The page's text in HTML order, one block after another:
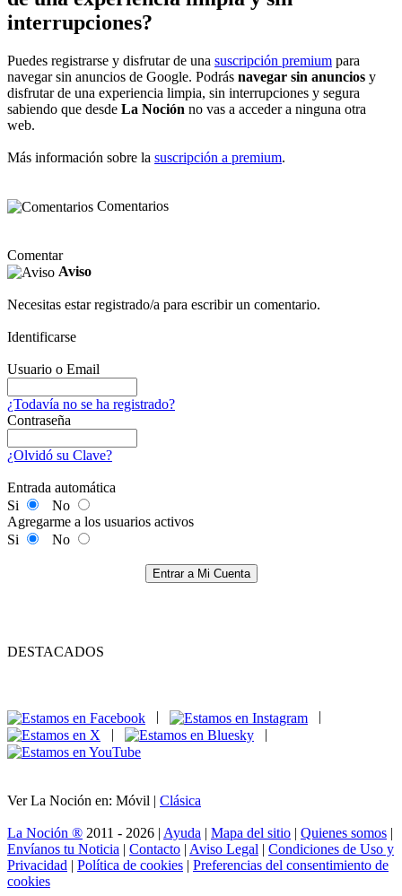
interrupciones?
Puedes registrarse y disfrutar de una suscripción premium para
navegar sin anuncios de Google. Podrás navegar sin anuncios y
disfrutar de una experiencia limpia, sin interrupciones y segura
sabiendo que desde La Noción no vas a acceder a ninguna otra
web.
Más información sobre la suscripción a premium.
Comentarios
Comentar
Aviso
Necesitas estar registrado/a para escribir un comentario.
Identificarse
Usuario o Email
¿Todavía no se ha registrado?
Contraseña
¿Olvidó su Clave?
Entrada automática
Si
No
Agregarme a los usuarios activos
Si
No
Entrar a Mi Cuenta
DESTACADOS
|
|
Ver La Noción en: Móvil | Clásica
La Noción ® 2011 - 2026 | Ayuda | Mapa del sitio | Quienes somos |
Envíanos tu Noticia | Contacto | Aviso Legal | Condiciones de Uso y
Privacidad | Política de cookies | Preferencias del consentimiento de
cookies